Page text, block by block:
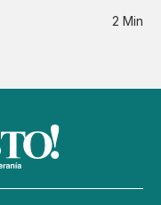
2 Min